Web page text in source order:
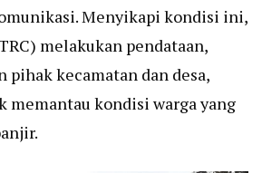
Menyikapi kondisi ini,
melakukan pendataan,
pihak kecamatan dan desa,
memantau kondisi warga yang